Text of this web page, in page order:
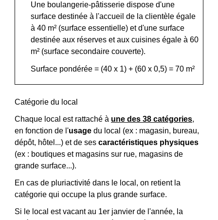
Une boulangerie-pâtisserie dispose d'une
surface destinée à l'accueil de la clientèle égale
à 40 m² (surface essentielle) et d'une surface
destinée aux réserves et aux cuisines égale à 60
m² (surface secondaire couverte).
Surface pondérée = (40 x 1) + (60 x 0,5) = 70 m²
Catégorie du local
Chaque local est rattaché à une des 38 catégories,
en fonction de l'usage du local (ex : magasin, bureau,
dépôt, hôtel...) et de ses caractéristiques physiques
(ex : boutiques et magasins sur rue, magasins de
grande surface...).
En cas de pluriactivité dans le local, on retient la
catégorie qui occupe la plus grande surface.
Si le local est vacant au 1er janvier de l'année, la